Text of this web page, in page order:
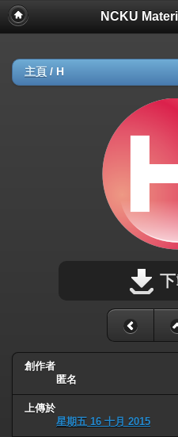
NCKU
主頁 / H
創作者
匿名
上傳於
星期五 16 十月 2015